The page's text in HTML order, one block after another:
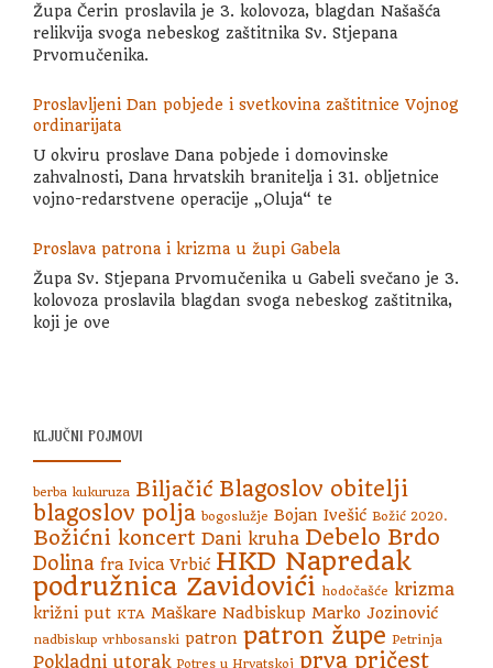
Župa Čerin proslavila je 3. kolovoza, blagdan Našašća
relikvija svoga nebeskog zaštitnika Sv. Stjepana
Prvomučenika.
Proslavljeni Dan pobjede i svetkovina zaštitnice Vojnog
ordinarijata
U okviru proslave Dana pobjede i domovinske
zahvalnosti, Dana hrvatskih branitelja i 31. obljetnice
vojno-redarstvene operacije „Oluja“ te
Proslava patrona i krizma u župi Gabela
Župa Sv. Stjepana Prvomučenika u Gabeli svečano je 3.
kolovoza proslavila blagdan svoga nebeskog zaštitnika,
koji je ove
KLJUČNI POJMOVI
berba kukuruza Biljačić Blagoslov obitelji
blagoslov polja bogoslužje Bojan Ivešić Božić 2020.
Božićni koncert Dani kruha Debelo Brdo
Dolina fra Ivica Vrbić HKD Napredak
podružnica Zavidovići hodočašće krizma
križni put KTA Maškare Nadbiskup Marko Jozinović
nadbiskup vrhbosanski patron patron župe Petrinja
Pokladni utorak Potres u Hrvatskoj prva pričest